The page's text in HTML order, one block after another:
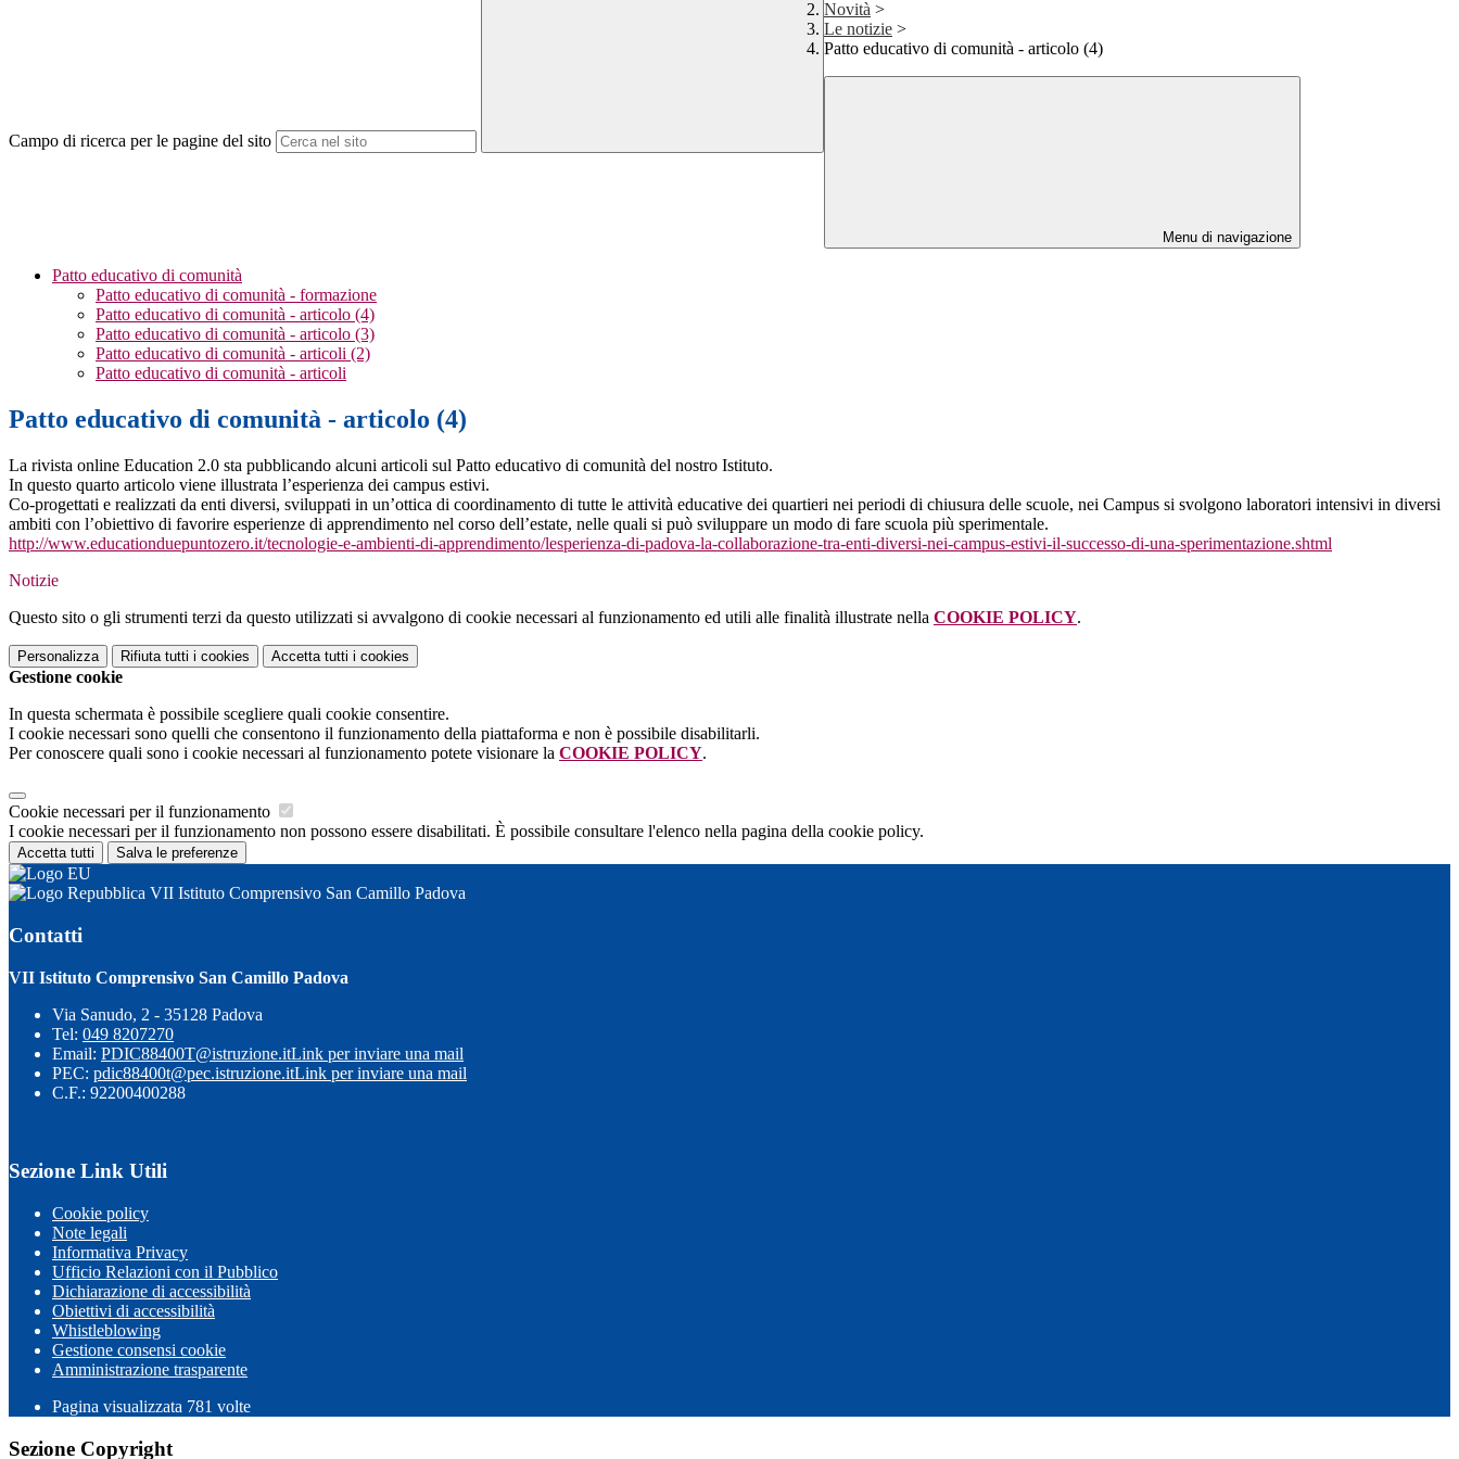
Campo di ricerca per le pagine del sito
Novità >
Le notizie >
Patto educativo di comunità - articolo (4)
Menu di navigazione
Patto educativo di comunità
Patto educativo di comunità - formazione
Patto educativo di comunità - articolo (4)
Patto educativo di comunità - articolo (3)
Patto educativo di comunità - articoli (2)
Patto educativo di comunità - articoli
Patto educativo di comunità - articolo (4)
La rivista online Education 2.0 sta pubblicando alcuni articoli sul Patto educativo di comunità del nostro Istituto.
In questo quarto articolo viene illustrata l’esperienza dei campus estivi.
Co-progettati e realizzati da enti diversi, sviluppati in un’ottica di coordinamento di tutte le attività educative dei quartieri nei periodi di chiusura delle scuole, nei Campus si svolgono laboratori intensivi in diversi
ambiti con l’obiettivo di favorire esperienze di apprendimento nel corso dell’estate, nelle quali si può sviluppare un modo di fare scuola più sperimentale.
http://www.educationduepuntozero.it/tecnologie-e-ambienti-di-apprendimento/lesperienza-di-padova-la-collaborazione-tra-enti-diversi-nei-campus-estivi-il-successo-di-una-sperimentazione.shtml
Notizie
Questo sito o gli strumenti terzi da questo utilizzati si avvalgono di cookie necessari al funzionamento ed utili alle finalità illustrate nella COOKIE POLICY.
Personalizza Rifiuta tutti i cookies Accetta tutti i cookies
Gestione cookie
In questa schermata è possibile scegliere quali cookie consentire.
I cookie necessari sono quelli che consentono il funzionamento della piattaforma e non è possibile disabilitarli.
Per conoscere quali sono i cookie necessari al funzionamento potete visionare la COOKIE POLICY.
Cookie necessari per il funzionamento
I cookie necessari per il funzionamento non possono essere disabilitati. È possibile consultare l'elenco nella pagina della cookie policy.
Accetta tutti Salva le preferenze
VII Istituto Comprensivo San Camillo Padova
Contatti
VII Istituto Comprensivo San Camillo Padova
Via Sanudo, 2 - 35128 Padova
Tel: 049 8207270
Email: PDIC88400T@istruzione.itLink per inviare una mail
PEC: pdic88400t@pec.istruzione.itLink per inviare una mail
C.F.: 92200400288
Sezione Link Utili
Cookie policy
Note legali
Informativa Privacy
Ufficio Relazioni con il Pubblico
Dichiarazione di accessibilità
Obiettivi di accessibilità
Whistleblowing
Gestione consensi cookie
Amministrazione trasparente
Pagina visualizzata 781 volte
Sezione Copyright